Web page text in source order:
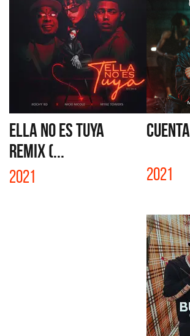
ELLA NO ES TUYA
REMIX (...
2021 2021